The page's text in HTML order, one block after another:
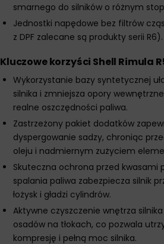
smarnego do silników o różnym
Jednostki napędowe bez filtrów
z DPF zalecane są produkty serii R6).
Kluczowe korzyści Shell Rimula
Wykorzystanie bazy syntetycznej
silnika i zmniejsza opory
realne oszczędności paliwa.
Zastrzeżony pakiet dodatków
dyspergowanie sadzy, chroniąc
oleju i nadmiernym zużyciem
Skuteczna ochrona przed kwasami
spalania paliwa zabezpiecza silnik
łożysk i gładzi cylindrów.
Aktywne czyszczenie wnętrza
osadów na tłokach, co pozwala
kompresję i pełną moc silnika.